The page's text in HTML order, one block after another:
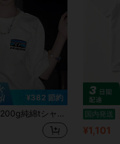
¥382 節約
200g純綿tシャツ2026年夏レディース新品半袖純綿少女柄プリント半袖丸首カップルが着る丸首レディーストップス 国内発送
¥1,101